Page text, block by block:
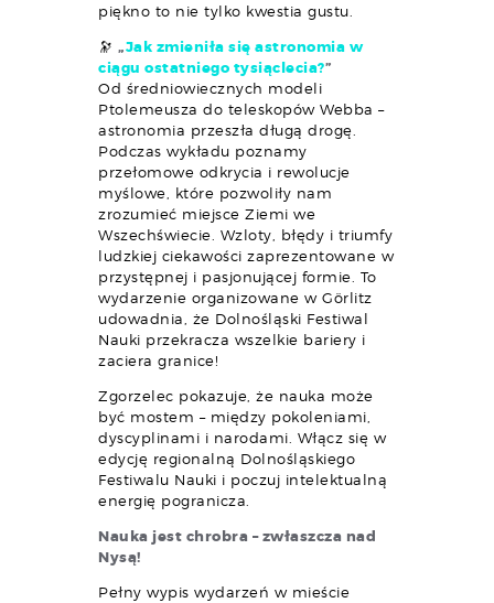
piękno to nie tylko kwestia gustu.
🔭 „Jak zmieniła się astronomia w
ciągu ostatniego tysiąclecia?”
Od średniowiecznych modeli
Ptolemeusza do teleskopów Webba –
astronomia przeszła długą drogę.
Podczas wykładu poznamy
przełomowe odkrycia i rewolucje
myślowe, które pozwoliły nam
zrozumieć miejsce Ziemi we
Wszechświecie. Wzloty, błędy i triumfy
ludzkiej ciekawości zaprezentowane w
przystępnej i pasjonującej formie. To
wydarzenie organizowane w Görlitz
udowadnia, że Dolnośląski Festiwal
Nauki przekracza wszelkie bariery i
zaciera granice!
Zgorzelec pokazuje, że nauka może
być mostem – między pokoleniami,
dyscyplinami i narodami. Włącz się w
edycję regionalną Dolnośląskiego
Festiwalu Nauki i poczuj intelektualną
energię pogranicza.
Nauka jest chrobra – zwłaszcza nad
Nysą!
Pełny wypis wydarzeń w mieście